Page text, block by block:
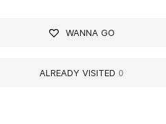
WANNA GO
ALREADY VISITED 0